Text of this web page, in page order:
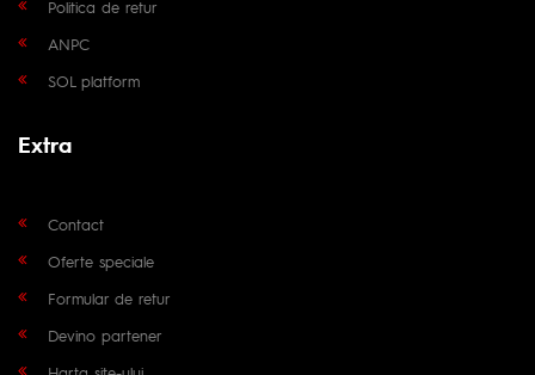
Politica de retur
ANPC
SOL platform
Extra
Contact
Oferte speciale
Formular de retur
Devino partener